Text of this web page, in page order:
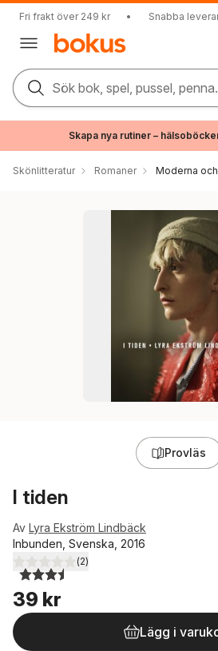
Fri frakt över 249 kr • Snabba
Sök bok, spel, pussel,
Skapa nya rutiner –
Skönlitteratur Romaner Moderna
Provläs
I tiden
Av Lyra Ekström Lindbäck
Inbunden, Svenska, 2016
3,5utav 5 stjärnor. Totalt antal röster:
(2)
39 kr
Lägg i